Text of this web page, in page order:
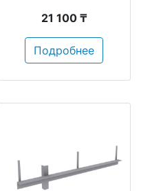
21 100 ₸
Подробнее